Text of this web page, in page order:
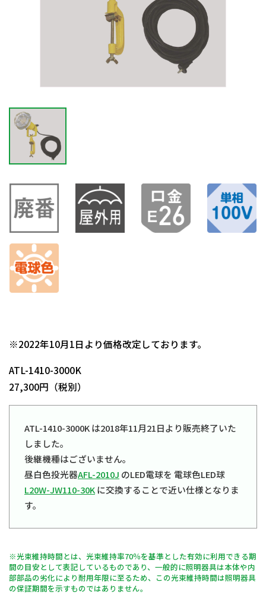
※2022年10月1日より価格改定しております。
ATL-1410-3000K
27,300円（税別）
ATL-1410-3000K は2018年11月21日より販売終了いた
しました。
後継機種はございません。
昼白色投光器AFL-2010J のLED電球を 電球色LED球
L20W-JW110-30Kに交換することで近い仕様となりま
す。
※光束維持時間とは、光束維持率70％を基準とした有効に利用できる期
間の目安として表記しているものであり、一般的に照明器具は本体や内
部部品の劣化により耐用年限に至るため、この光束維持時間は照明器具
の保証期間を示すものではありません。